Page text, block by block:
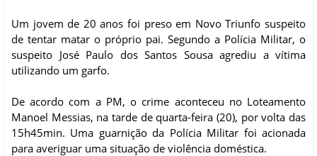
Um jovem de 20 anos foi preso em Novo Triunfo suspeito
de tentar matar o próprio pai. Segundo a Polícia Militar, o
suspeito José Paulo dos Santos Sousa agrediu a vítima
utilizando um garfo.
De acordo com a PM, o crime aconteceu no Loteamento
Manoel Messias, na tarde de quarta-feira (20), por volta das
15h45min. Uma guarnição da Polícia Militar foi acionada
para averiguar uma situação de violência doméstica.